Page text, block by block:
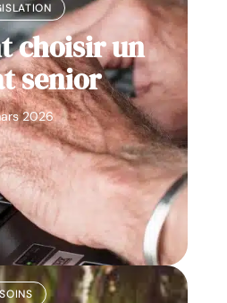
choisir un
senior
2026
SOINS